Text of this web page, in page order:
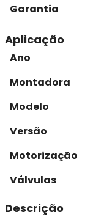
Garantia
Aplicação
Ano
Montadora
Modelo
Versão
Motorização
Válvulas
Descrição